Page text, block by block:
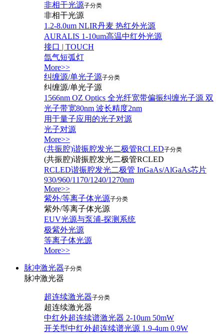
非相干光源子分类
非相干光源
1.2-8.0um NLIR丹麦 热红外光源
AURALIS 1-10um高温中红外光源
接口 | TOUCH
氙气短弧灯
More>>
纠缠源/单光子源子分类
纠缠源/单光子源
1566nm OZ Optics 全光纤宽带偏振纠缠光子源 双
光子带宽80nm 波长精度2nm
用于量子应用的光子对源
光子对源
More>>
(共振腔)谐振腔发光二极管RCLED子分类
(共振腔)谐振腔发光二极管RCLED
RCLED谐振腔发光二极管 InGaAs/AlGaAs芯片
930/960/1170/1240/1270nm
More>>
紫外/等离子体光源子分类
紫外/等离子体光源
EUV光源与泵浦-探测系统
极紫外光源
等离子体光源
More>>
脉冲激光器子分类
脉冲激光器
超连续激光器子分类
超连续激光器
中红外超连续谱激光器 2-10um 50mW
开关型中红外超连续谱光源 1.9-4um 0.9W